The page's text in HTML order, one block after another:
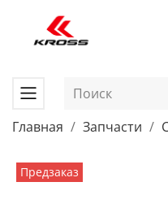
Главная Запчасти
Предзаказ